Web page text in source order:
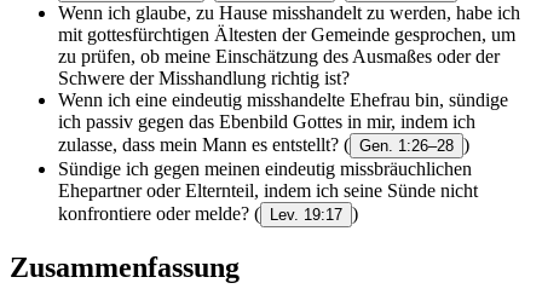
Wenn ich glaube, zu Hause misshandelt zu werden, habe ich
mit gottesfürchtigen Ältesten der Gemeinde gesprochen, um
zu prüfen, ob meine Einschätzung des Ausmaßes oder der
Schwere der Misshandlung richtig ist?
Wenn ich eine eindeutig misshandelte Ehefrau bin, sündige
ich passiv gegen das Ebenbild Gottes in mir, indem ich
zulasse, dass mein Mann es entstellt? ( Gen. 1:26–28 )
Sündige ich gegen meinen eindeutig missbräuchlichen
Ehepartner oder Elternteil, indem ich seine Sünde nicht
konfrontiere oder melde? ( Lev. 19:17 )
Zusammenfassung